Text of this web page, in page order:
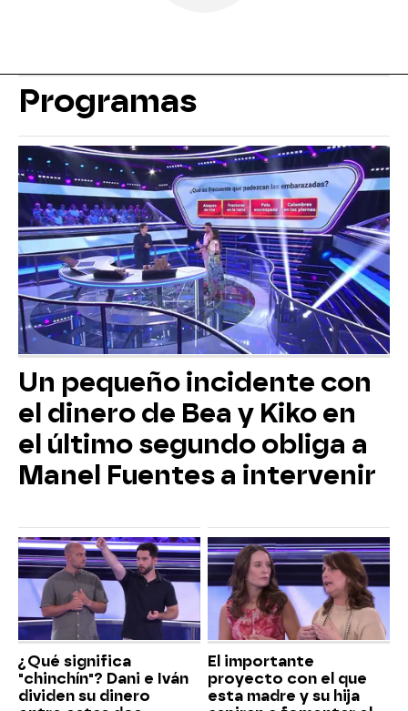
Programas
Un pequeño incidente con
el dinero de Bea y Kiko en
el último segundo obliga a
Manel Fuentes a intervenir
¿Qué significa
"chinchín"? Dani e Iván
dividen su dinero
El importante
proyecto con el que
esta madre y su hija